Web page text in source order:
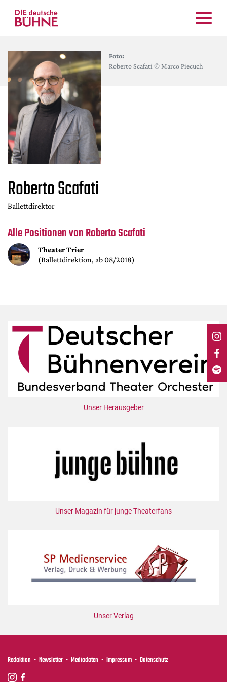
Schauspiel
Musiktheater
Tanz
Crossover
Bühnenwelt
Festivals & Veranstaltungen
Menschen & Theater
Internationales
Nachrufe
DdB-map
Kalender
Premierensuche
Leseproben
Podcast
Service
Shop / Abo
Foto:
Roberto Scafati © Marco Piecuch
Roberto Scafati
Ballettdirektor
Alle Positionen von Roberto Scafati
Theater Trier
(Ballettdirektion, ab 08/2018)
Unser Herausgeber
Unser Magazin für junge Theaterfans
Unser Verlag
Redaktion Newsletter Mediadaten Impressum Datenschutz